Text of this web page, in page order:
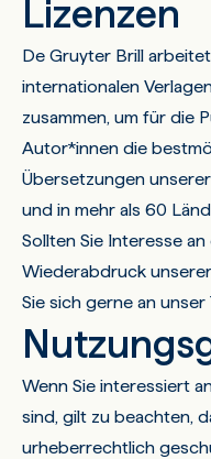
Lizenzen
De Gruyter Brill
internationalen
zusammen, um für die
Autor*innen die
Übersetzungen
und in mehr als 60
Sollten Sie Interesse
Wiederabdruck
Sie sich gerne an unser
Wenn Sie interessiert
sind, gilt zu beachten,
urheberrechtlich